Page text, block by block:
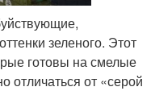
зеленого. Этот
готовы на смелые
отличаться от «серой